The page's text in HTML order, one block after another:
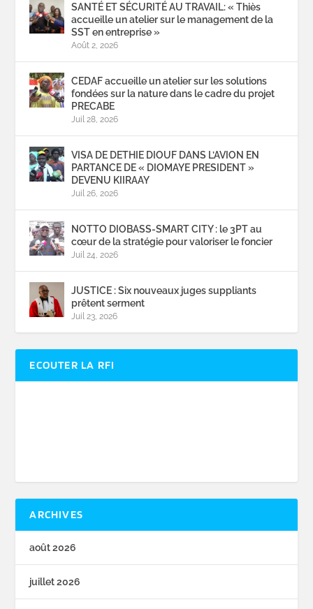
SANTÉ ET SÉCURITÉ AU TRAVAIL: « Thiès
accueille un atelier sur le management de la
SST en entreprise »
Août 2, 2026
CEDAF accueille un atelier sur les solutions
fondées sur la nature dans le cadre du projet
PRECABE
Juil 28, 2026
VISA DE DETHIE DIOUF DANS L’AVION EN
PARTANCE DE « DIOMAYE PRESIDENT »
DEVENU KIIRAAY
Juil 26, 2026
NOTTO DIOBASS-SMART CITY : le 3PT au
cœur de la stratégie pour valoriser le foncier
Juil 24, 2026
JUSTICE : Six nouveaux juges suppliants
prêtent serment
Juil 23, 2026
ECOUTER LA RFI
ARCHIVES
août 2026
juillet 2026